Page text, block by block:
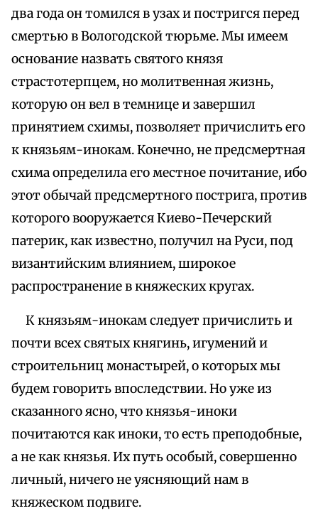
два года он томился в узах и постригся перед
смертью в Вологодской тюрьме. Мы имеем
основание назвать святого князя
страстотерпцем, но молитвенная жизнь,
которую он вел в темнице и завершил
принятием схимы, позволяет причислить его
к князьям-инокам. Конечно, не предсмертная
схима определила его местное почитание, ибо
этот обычай предсмертного пострига, против
которого вооружается Киево-Печерский
патерик, как известно, получил на Руси, под
византийским влиянием, широкое
распространение в княжеских кругах.
К князьям-инокам следует причислить и
почти всех святых княгинь, игумений и
строительниц монастырей, о которых мы
будем говорить впоследствии. Но уже из
сказанного ясно, что князья-иноки
почитаются как иноки, то есть преподобные,
а не как князья. Их путь особый, совершенно
личный, ничего не уясняющий нам в
княжеском подвиге.